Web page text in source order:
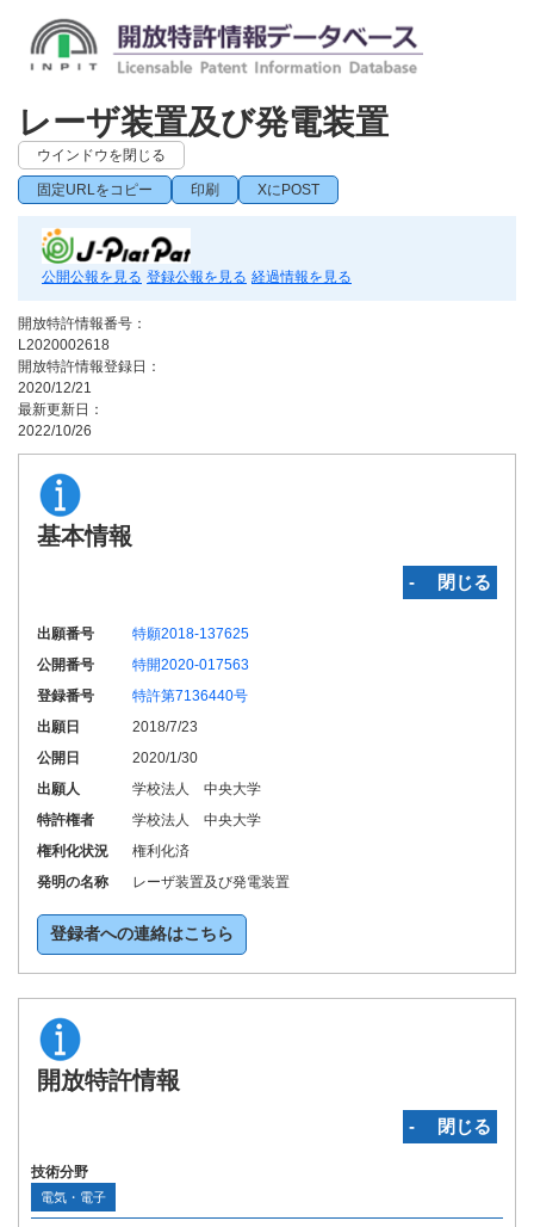
レーザ装置及び発電装置
ウインドウを閉じる
固定URLをコピー 印刷 XにPOST
公開公報を見る 登録公報を見る 経過情報を見る
開放特許情報番号：
L2020002618
開放特許情報登録日：
2020/12/21
最新更新日：
2022/10/26
基本情報
‐ 閉じる
出願番号
特願2018-137625
公開番号
特開2020-017563
登録番号
特許第7136440号
出願日
2018/7/23
公開日
2020/1/30
出願人
学校法人 中央大学
特許権者
学校法人 中央大学
権利化状況
権利化済
発明の名称
レーザ装置及び発電装置
登録者への連絡はこちら
開放特許情報
‐ 閉じる
技術分野
電気・電子